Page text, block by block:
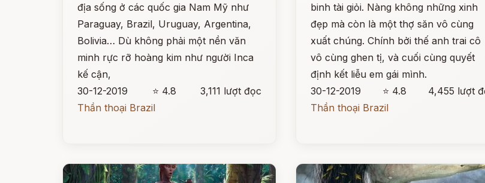
địa sống ở các quốc gia Nam Mỹ như
Paraguay, Brazil, Uruguay, Argentina,
Bolivia… Dù không phải một nền văn
minh rực rỡ hoàng kim như người Inca
kế cận,
30-12-2019
⭐ 4.8
3,111 lượt đọc
Thần thoại Brazil
binh tài giỏi. Nàng không những xinh
đẹp mà còn là một thợ săn vô cùng
xuất chúng. Chính bởi thế anh trai cô
vô cùng ghen tị, và cuối cùng quyết
định kết liễu em gái mình.
30-12-2019
⭐ 4.8
4,455 lượt
Thần thoại Brazil